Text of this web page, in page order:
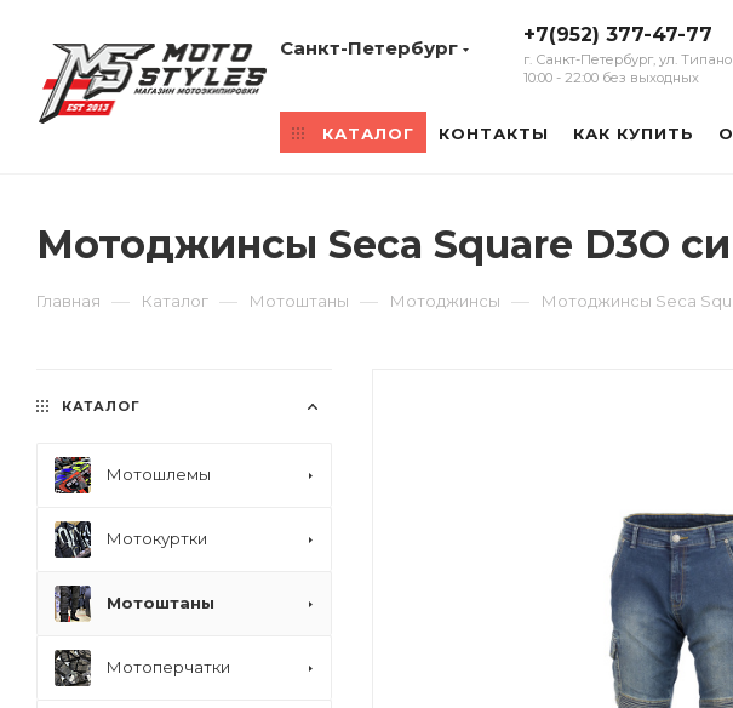
Санкт-Петербург
+7(952) 377-47-77
г. Санкт-Петербург, ул.
10:00 - 22:00 без выходных
КАТАЛОГ КОНТАКТЫ КАК КУПИТЬ
Мотоджинсы Seca Square D3O
Главная — Каталог — Мотоштаны — Мотоджинсы — Мотоджинсы Seca
КАТАЛОГ
Мотошлемы
Мотокуртки
Мотоштаны
Мотоперчатки